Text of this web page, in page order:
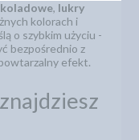
, lukry
kolorach i
o szybkim użyciu -
bezpośrednio z
efekt.